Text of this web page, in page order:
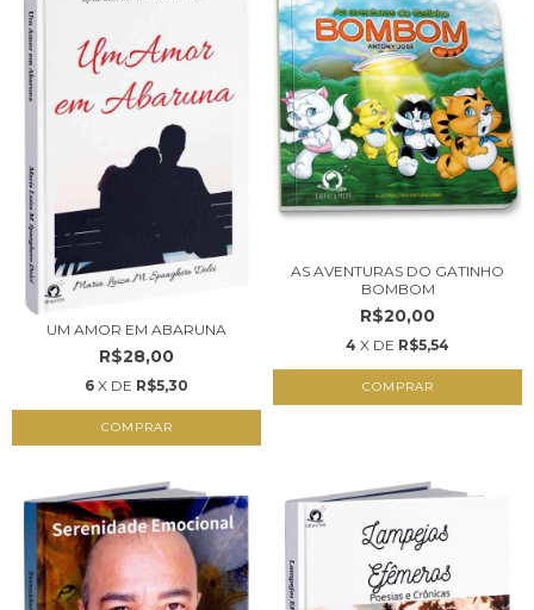
UM AMOR EM ABARUNA
R$28,00
6 X DE R$5,30
COMPRAR
AS AVENTURAS DO GATINHO
BOMBOM
R$20,00
4 X DE R$5,54
COMPRAR